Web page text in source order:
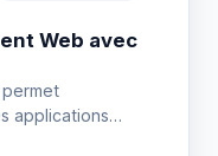
Web avec
applications
ASP.NET